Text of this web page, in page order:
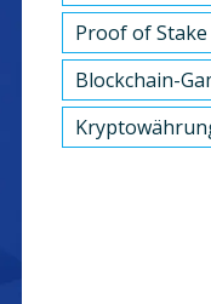
Proof of Stake
Blockchain-